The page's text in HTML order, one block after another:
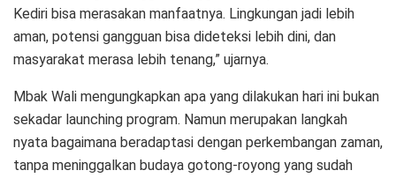
Kediri bisa merasakan manfaatnya. Lingkungan jadi lebih
aman, potensi gangguan bisa dideteksi lebih dini, dan
masyarakat merasa lebih tenang,” ujarnya.
Mbak Wali mengungkapkan apa yang dilakukan hari ini bukan
sekadar launching program. Namun merupakan langkah
nyata bagaimana beradaptasi dengan perkembangan zaman,
tanpa meninggalkan budaya gotong-royong yang sudah